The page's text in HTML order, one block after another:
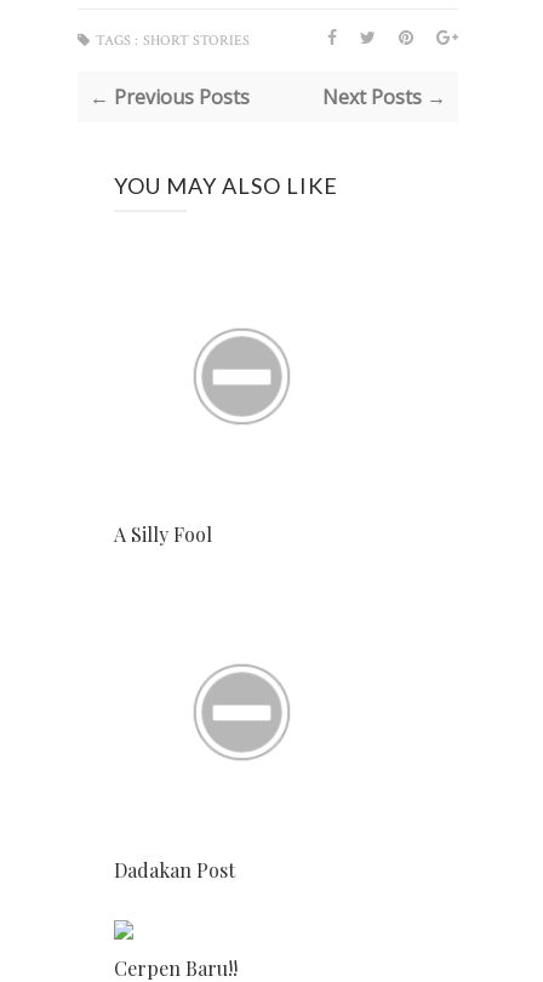
TAGS : SHORT STORIES
← Previous Posts Next Posts →
YOU MAY ALSO LIKE
A Silly Fool
Dadakan Post
Cerpen Baru!!